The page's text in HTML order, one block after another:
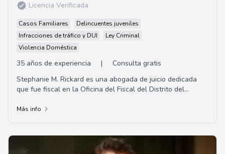
Licencia Verificada
Casos Familiares
Delincuentes juveniles
Infracciones de tráfico y DUI
Ley Criminal
Violencia Doméstica
35 años de experiencia |
Consulta gratis
Stephanie M. Rickard es una abogada de juicio dedicada
que fue fiscal en la Oficina del Fiscal del Distrito del
Más info